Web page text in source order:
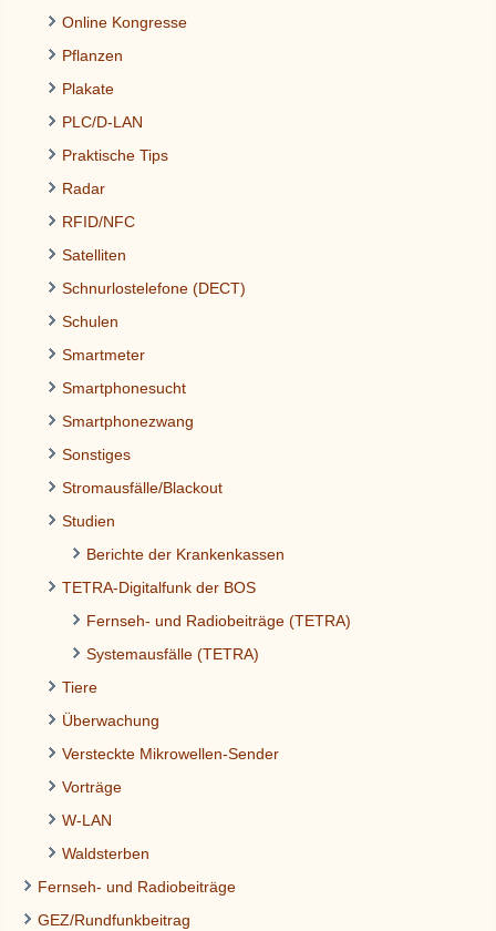
Online Kongresse
Pflanzen
Plakate
PLC/D-LAN
Praktische Tips
Radar
RFID/NFC
Satelliten
Schnurlostelefone (DECT)
Schulen
Smartmeter
Smartphonesucht
Smartphonezwang
Sonstiges
Stromausfälle/Blackout
Studien
Berichte der Krankenkassen
TETRA-Digitalfunk der BOS
Fernseh- und Radiobeiträge (TETRA)
Systemausfälle (TETRA)
Tiere
Überwachung
Versteckte Mikrowellen-Sender
Vorträge
W-LAN
Waldsterben
Fernseh- und Radiobeiträge
GEZ/Rundfunkbeitrag